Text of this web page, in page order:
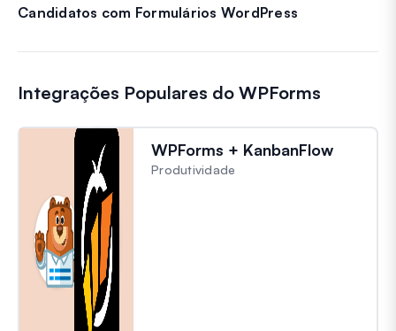
Candidatos com Formulários WordPress
Integrações Populares do WPForms
WPForms + KanbanFlow
Produtividade